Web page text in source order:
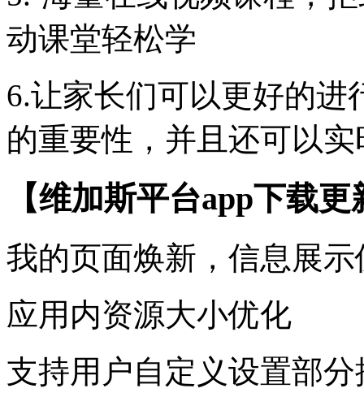
动课堂轻松学
6.让家长们可以更好的
的重要性，并且还可以
【维加斯平台app下载
我的页面焕新，信息展示
应用内资源大小优化
支持用户自定义设置部